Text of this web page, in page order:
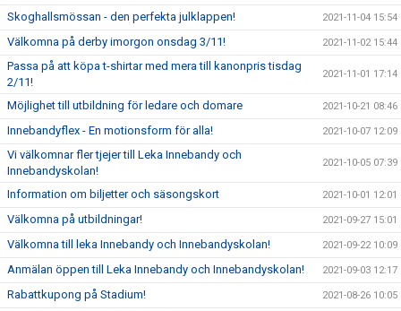
Skoghallsmössan - den perfekta julklappen! 2021-11-04 15:54
Välkomna på derby imorgon onsdag 3/11! 2021-11-02 15:44
Passa på att köpa t-shirtar med mera till kanonpris tisdag
2/11!
2021-11-01 17:14
Möjlighet till utbildning för ledare och domare 2021-10-21 08:46
Innebandyflex - En motionsform för alla! 2021-10-07 12:09
Vi välkomnar fler tjejer till Leka Innebandy och
Innebandyskolan!
2021-10-05 07:39
Information om biljetter och säsongskort 2021-10-01 12:01
Välkomna på utbildningar! 2021-09-27 15:01
Välkomna till leka Innebandy och Innebandyskolan! 2021-09-22 10:09
Anmälan öppen till Leka Innebandy och Innebandyskolan! 2021-09-03 12:17
Rabattkupong på Stadium! 2021-08-26 10:05